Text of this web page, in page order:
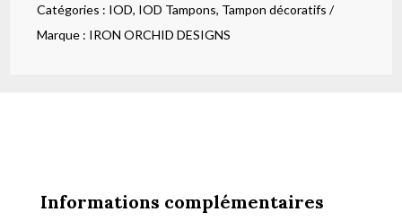
Catégories : IOD, IOD Tampons, Tampon décoratifs
Marque : IRON ORCHID DESIGNS
Informations complémentaires